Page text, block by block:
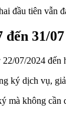
đầu tiên vẫn
đến 31/07
07/2024
ký dịch vụ,
mà không cần